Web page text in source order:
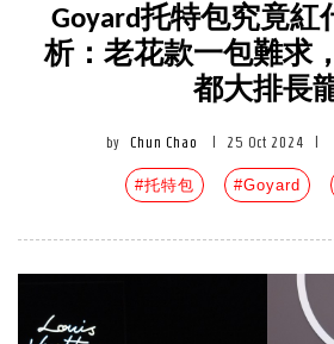
Goyard托特包究竟紅
析：老花款一包難求
都大排長
by Chun Chao 25 Oct 2024
#托特包 #Goyard